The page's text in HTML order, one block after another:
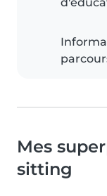
Mes
sitting